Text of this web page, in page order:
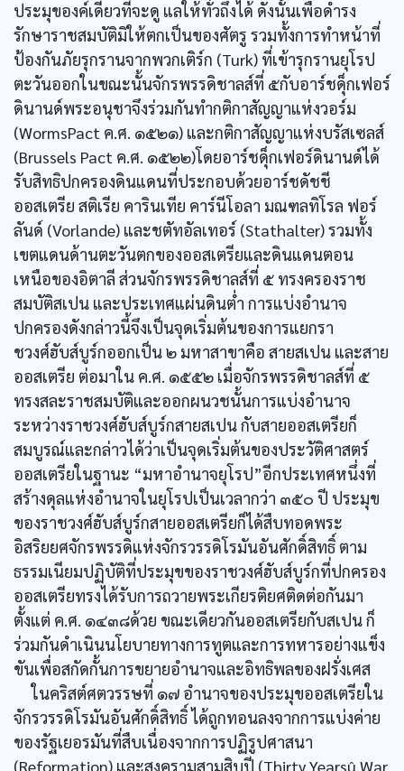
ประมุของค์เดียวที่จะดู แลให้ทั่วถึงได้ ดังนั้นเพื่อดำรง
รักษาราชสมบัติมิให้ตกเป็นของศัตรู รวมทั้งการทำหน้าที่
ป้องกันภัยรุกรานจากพวกเติร์ก (Turk) ที่เข้ารุกรานยุโรป
ตะวันออกในขณะนั้นจักรพรรดิชาลส์ที่ ๕กับอาร์ชดุ็กเฟอร์
ดินานด์พระอนุชาจึงร่วมกันทำกติกาสัญญาแห่งวอร์ม
(WormsPact ค.ศ. ๑๕๒๑) และกติกาสัญญาแห่งบรัสเซลส์
(Brussels Pact ค.ศ. ๑๕๒๒)โดยอาร์ชดุ็กเฟอร์ดินานด์ได้
รับสิทธิปกครองดินแดนที่ประกอบด้วยอาร์ชดัชชี
ออสเตรีย สติเรีย คารินเทีย คาร์นีโอลา มณฑลทิโรล ฟอร์
ลันด์ (Vorlande) และชตัทอัลเทอร์ (Stathalter) รวมทั้ง
เขตแดนด้านตะวันตกของออสเตรียและดินแดนตอน
เหนือของอิตาลี ส่วนจักรพรรดิชาลส์ที่ ๕ ทรงครองราช
สมบัติสเปน และประเทศแผ่นดินต่ำ การแบ่งอำนาจ
ปกครองดังกล่าวนี้จึงเป็นจุดเริ่มต้นของการแยกรา
ชวงศ์ฮับส์บูร์กออกเป็น ๒ มหาสาขาคือ สายสเปน และสาย
ออสเตรีย ต่อมาใน ค.ศ. ๑๕๕๒ เมื่อจักรพรรดิชาลส์ที่ ๕
ทรงสละราชสมบัติและออกผนวชนั้นการแบ่งอำนาจ
ระหว่างราชวงศ์ฮับส์บูร์กสายสเปน กับสายออสเตรียก็
สมบูรณ์และกล่าวได้ว่าเป็นจุดเริ่มต้นของประวัติศาสตร์
ออสเตรียในฐานะ “มหาอำนาจยุโรป”อีกประเทศหนึ่งที่
สร้างดุลแห่งอำนาจในยุโรปเป็นเวลากว่า ๓๕๐ ปี ประมุข
ของราชวงศ์ฮับส์บูร์กสายออสเตรียก็ได้สืบทอดพระ
อิสริยยศจักรพรรดิแห่งจักรวรรดิโรมันอันศักดิ์สิทธิ์ ตาม
ธรรมเนียมปฏิบัติที่ประมุขของราชวงศ์ฮับส์บูร์กที่ปกครอง
ออสเตรียทรงได้รับการถวายพระเกียรติยศติดต่อกันมา
ตั้งแต่ ค.ศ. ๑๔๓๘ด้วย ขณะเดียวกันออสเตรียกับสเปน ก็
ร่วมกันดำเนินนโยบายทางการทูตและการทหารอย่างแข็ง
ขันเพื่อสกัดกั้นการขยายอำนาจและอิทธิพลของฝรั่งเศส
ในคริสต์ศตวรรษที่ ๑๗ อำนาจของประมุขออสเตรียใน
จักรวรรดิโรมันอันศักดิ์สิทธิ์ ได้ถูกทอนลงจากการแบ่งค่าย
ของรัฐเยอรมันที่สืบเนื่องจากการปฏิรูปศาสนา
(Reformation) และสงครามสามสิบปี (Thirty Yearsû War